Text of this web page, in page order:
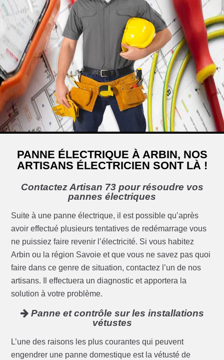
PANNE ÉLECTRIQUE À ARBIN, NOS
ARTISANS ÉLECTRICIEN SONT LÀ !
Contactez Artisan 73 pour résoudre vos
pannes électriques
Suite à une panne électrique, il est possible qu’après
avoir effectué plusieurs tentatives de redémarrage vous
ne puissiez faire revenir l’électricité. Si vous habitez
Arbin ou la région Savoie et que vous ne savez pas quoi
faire dans ce genre de situation, contactez l’un de nos
artisans. Il effectuera un diagnostic et apportera la
solution à votre problème.
Panne et contrôle sur les installations
vétustes
L’une des raisons les plus courantes qui peuvent
engendrer une panne domestique est la vétusté de